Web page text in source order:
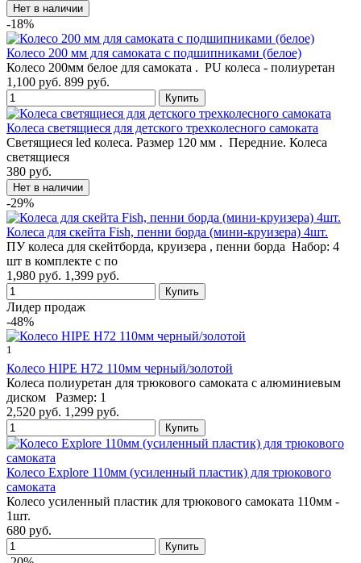
-18%
Колесо 200 мм для самоката с подшипниками (белое)
Колесо 200мм белое для самоката . PU колеса - полиуретан
1,100 руб. 899 руб.
Колеса светящиеся для детского трехколесного самоката
Светящиеся led колеса. Размер 120 мм . Передние. Колеса
светящиеся
380 руб.
-29%
Колеса для скейта Fish, пенни борда (мини-круизера) 4шт.
ПУ колеса для скейтборда, круизера , пенни борда Набор: 4
шт в комплекте с по
1,980 руб. 1,399 руб.
Лидер продаж
-48%
1
Колесо HIPE H72 110мм черный/золотой
Колеса полиуретан для трюкового самоката c алюминиевым
диском Размер: 1
2,520 руб. 1,299 руб.
Колесо Explore 110мм (усиленный пластик) для трюкового
самоката
Колесо усиленный пластик для трюкового самоката 110мм -
1шт.
680 руб.